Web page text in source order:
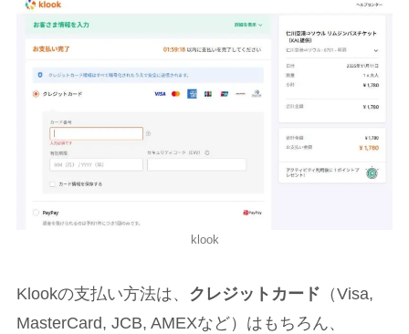
klook
Klookの支払い方法は、 クレジットカード （Visa,
MasterCard, JCB, AMEXなど）はもちろん、